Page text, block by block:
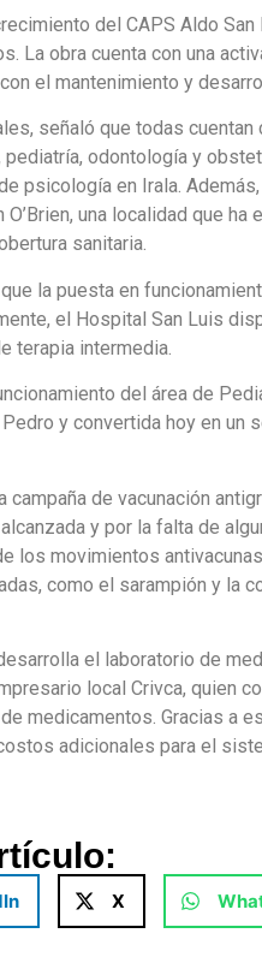
del CAPS Aldo
La obra cuenta con una
el mantenimiento y
señaló que todas
odontología y
psicología en Irala.
una localidad que
sanitaria.
la puesta en
el Hospital San Luis
terapia intermedia.
del área de
y convertida hoy en un
de vacunación
y por la falta de
los movimientos
como el sarampión y la
el laboratorio de
local Crivca, quien
medicamentos. Gracias a
adicionales para el
X